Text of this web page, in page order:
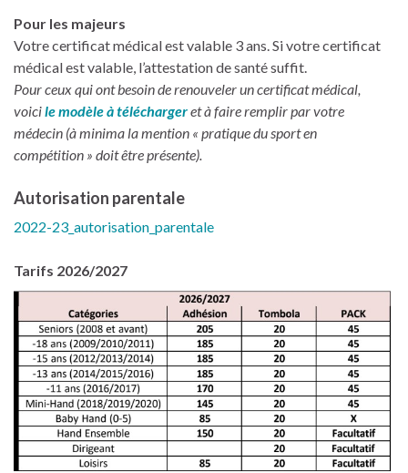
Pour les majeurs
Votre certificat médical est valable 3 ans. Si votre certificat
médical est valable, l’attestation de santé suffit.
Pour ceux qui ont besoin de renouveler un certificat médical,
voicile modèle à téléchargeret à faire remplir par votre
médecin (à minima la mention « pratique du sport en
compétition » doit être présente).
Autorisation parentale
2022-23_autorisation_parentale
Tarifs 2026/2027